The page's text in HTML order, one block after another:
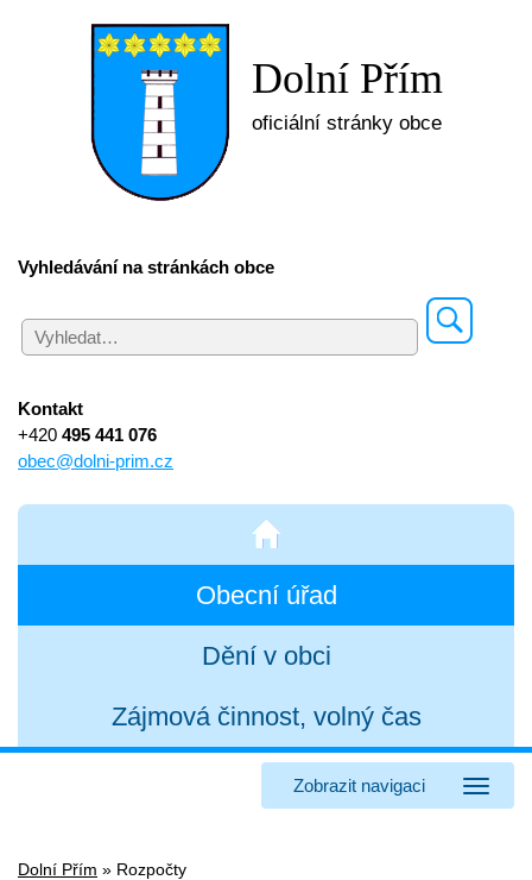
Dolní Přím
oficiální stránky obce
Vyhledávání na stránkách obce
Kontakt
+420 495 441 076
obec@dolni-prim.cz
Obecní úřad
Dění v obci
Zájmová činnost, volný čas
Zobrazit navigaci
Dolní Přím » Rozpočty